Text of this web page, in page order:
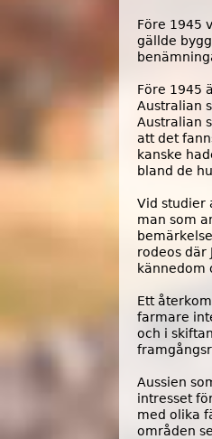
Före 1945
gällde
Före 1945
Australian
Australian
att det
kanske
bland de
Vid studier
man som
rodeos där
kännedom
Ett
farmare
och i
Aussien
intresset
med olika
områden